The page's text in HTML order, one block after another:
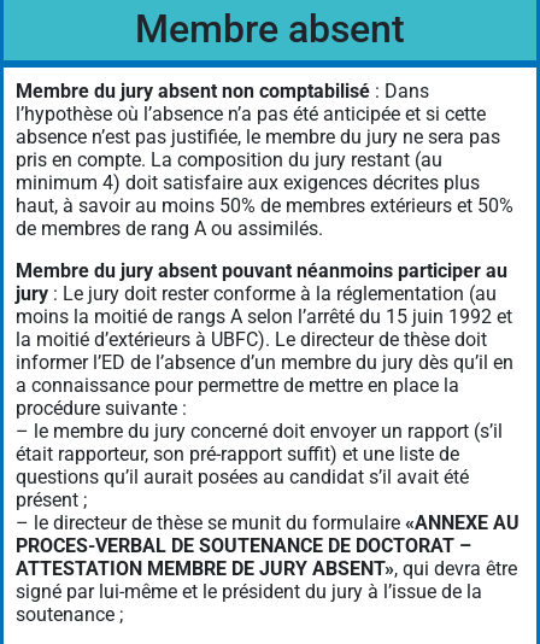
Membre absent
Membre du jury absent non comptabilisé : Dans
l’hypothèse où l’absence n’a pas été anticipée et si cette
absence n’est pas justifiée, le membre du jury ne sera pas
pris en compte. La composition du jury restant (au
minimum 4) doit satisfaire aux exigences décrites plus
haut, à savoir au moins 50% de membres extérieurs et 50%
de membres de rang A ou assimilés.
Membre du jury absent pouvant néanmoins participer au
jury : Le jury doit rester conforme à la réglementation (au
moins la moitié de rangs A selon l’arrêté du 15 juin 1992 et
la moitié d’extérieurs à UBFC). Le directeur de thèse doit
informer l’ED de l’absence d’un membre du jury dès qu’il en
a connaissance pour permettre de mettre en place la
procédure suivante :
– le membre du jury concerné doit envoyer un rapport (s’il
était rapporteur, son pré-rapport suffit) et une liste de
questions qu’il aurait posées au candidat s’il avait été
présent ;
– le directeur de thèse se munit du formulaire «ANNEXE AU
PROCES-VERBAL DE SOUTENANCE DE DOCTORAT –
ATTESTATION MEMBRE DE JURY ABSENT», qui devra être
signé par lui-même et le président du jury à l’issue de la
soutenance ;